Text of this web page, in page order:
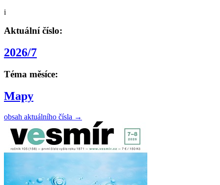
i
Aktuální číslo:
2026/7
Téma měsíce:
Mapy
obsah aktuálního čísla →